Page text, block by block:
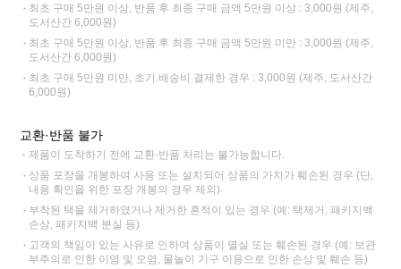
최초 구매 5만원 이상, 반품 후 최종 구매 금액 5만원 이상 : 3,000원 (제주,
도서산간 6,000원)
최초 구매 5만원 이상, 반품 후 최종 구매 금액 5만원 미만 : 3,000원 (제주,
도서산간 6,000원)
최초 구매 5만원 미만, 초기 배송비 결제한 경우 : 3,000원 (제주, 도서산간
6,000원)
교환·반품 불가
제품이 도착하기 전에 교환·반품 처리는 불가능합니다.
상품 포장을 개봉하여 사용 또는 설치되어 상품의 가치가 훼손된 경우 (단,
내용 확인을 위한 포장 개봉의 경우 제외)
부착된 택을 제거하였거나 제거한 흔적이 있는 경우 (예: 택제거, 패키지백
손상, 패키지백 분실 등)
고객의 책임이 있는 사유로 인하여 상품이 멸실 또는 훼손된 경우 (예: 보관
부주의로 인한 이염 및 오염, 물놀이 기구 이용으로 인한 손상 및 훼손 등)